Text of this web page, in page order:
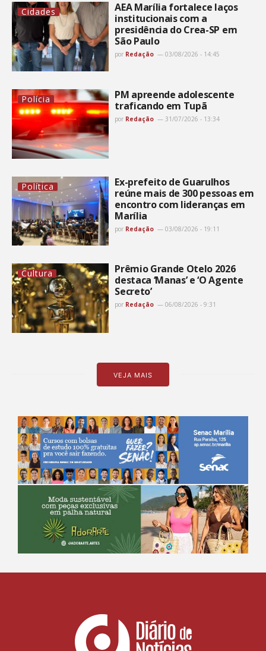
Cidades
AEA Marília fortalece laços
institucionais com a
presidência do Crea-SP em
São Paulo
por Redação 03/08/2026 - 14:45
Polícia
PM apreende adolescente
traficando em Tupã
por Redação 31/07/2026 - 13:34
Política
Ex-prefeito de Guarulhos
reúne mais de 300 pessoas em
encontro com lideranças em
Marília
por Redação 03/08/2026 - 19:11
Cultura
Prêmio Grande Otelo 2026
destaca ‘Manas’ e ‘O Agente
Secreto’
por Redação 06/08/2026 - 9:31
VEJA MAIS